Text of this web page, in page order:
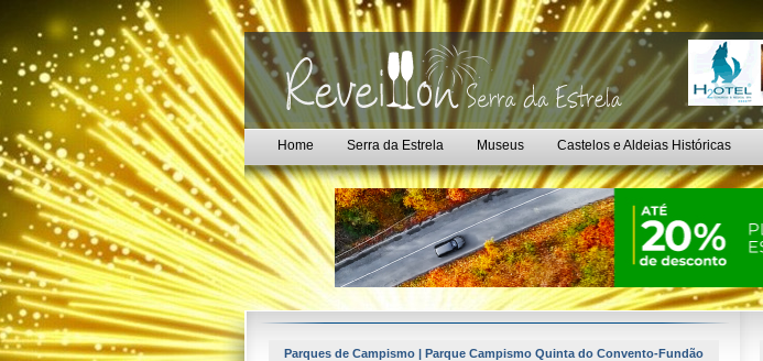
Home Serra da Estrela Museus Castelos e Aldeias Históricas
Parques de Campismo | Parque Campismo Quinta do Convento-Fundão